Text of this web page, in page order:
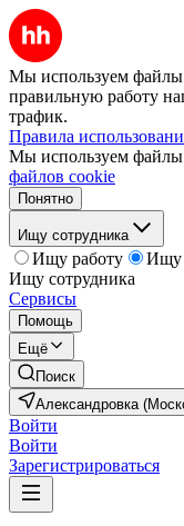
Мы используем файлы
правильную работу
трафик.
Правила
Мы используем файлы
файлов cookie
Понятно
Ищу сотрудника
Ищу работу
Ищу
Ищу сотрудника
Сервисы
Помощь
Ещё
Поиск
Александровка
Войти
Войти
Зарегистрироваться